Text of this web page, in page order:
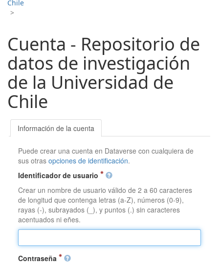
Chile
>
Cuenta - Repositorio de
datos de investigación
de la Universidad de
Chile
Información de la cuenta
Puede crear una cuenta en Dataverse con cualquiera de
sus otrasopciones de identificación.
Identificador de usuario
Crear un nombre de usuario válido de 2 a 60 caracteres
de longitud que contenga letras (a-Z), números (0-9),
rayas (-), subrayados (_), y puntos (.) sin caracteres
acentuados ni eñes.
Contraseña